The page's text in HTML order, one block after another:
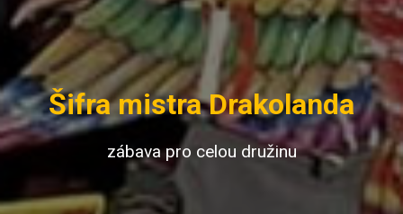
Šifra mistra Drakolanda
zábava pro celou družinu